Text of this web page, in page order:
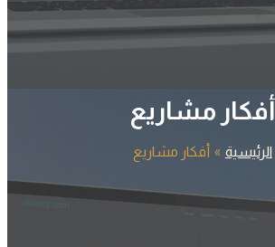
أفكار مشاريع
الرئيسية أفكار مشاريع